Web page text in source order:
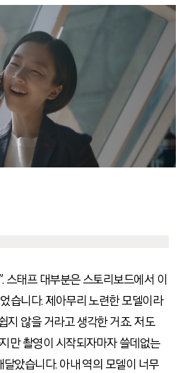
스태프 대부분은 스토리보드에서 이
습니다. 제아무리 노련한 모델이라
지 않을 거라고 생각한 거죠. 저도
만 촬영이 시작되자마자 쓸데없는
았습니다. 아내 역의 모델이 너무